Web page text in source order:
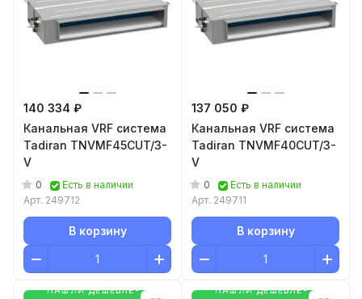
140 334 ₽
Канальная VRF система
Tadiran TNVMF45CUT/3-
V
0
Есть в наличии
Арт. 249712
В корзину
137 050 ₽
Канальная VRF система
Tadiran TNVMF40CUT/3-
V
0
Есть в наличии
Арт. 249711
В корзину
НАШЛИ ДЕШЕВЛЕ-
НАШЛИ ДЕШЕВЛЕ-